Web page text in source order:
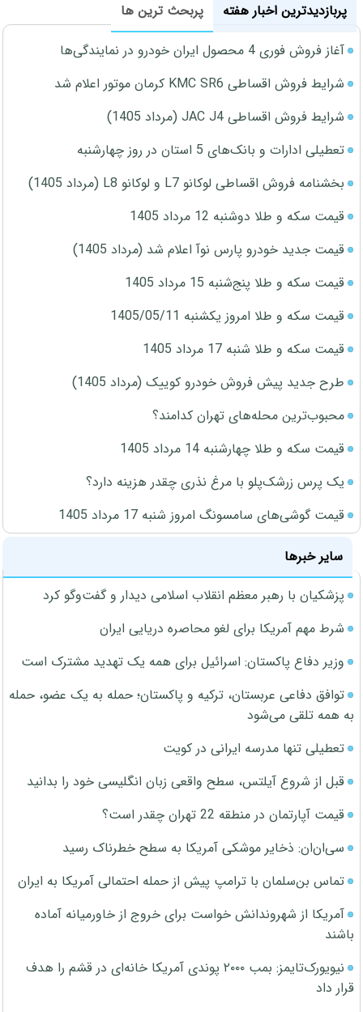
پربازدیدترین اخبار هفته
پربحث ترین ها
آغاز فروش فوری 4 محصول ایران خودرو در نمایندگی‌ها
شرایط فروش اقساطی KMC SR6 کرمان موتور اعلام شد
شرایط فروش اقساطی JAC J4 (مرداد 1405)
تعطیلی ادارات و بانک‌های 5 استان در روز چهارشنبه
بخشنامه فروش اقساطی لوکانو L7 و لوکانو L8 (مرداد 1405)
قیمت سکه و طلا دوشنبه 12 مرداد 1405
قیمت جدید خودرو پارس نوآ اعلام شد (مرداد 1405)
قیمت سکه و طلا پنج‌شنبه 15 مرداد 1405
قیمت سکه و طلا امروز یکشنبه 1405/05/11
قیمت سکه و طلا شنبه 17 مرداد 1405
طرح جدید پیش فروش خودرو کوییک (مرداد 1405)
محبوب‌ترین محله‌های تهران کدامند؟
قیمت سکه و طلا چهارشنبه 14 مرداد 1405
یک پرس زرشک‌پلو با مرغ نذری چقدر هزینه دارد؟
قیمت گوشی‌های سامسونگ امروز شنبه 17 مرداد 1405
سایر خبرها
پزشکیان با رهبر معظم انقلاب اسلامی دیدار و گفت‌وگو کرد
شرط مهم آمریکا برای لغو محاصره دریایی ایران
وزیر دفاع پاکستان: اسرائیل برای همه یک تهدید مشترک است
توافق دفاعی عربستان، ترکیه و پاکستان؛ حمله به یک عضو، حمله
به همه تلقی می‌شود
تعطیلی تنها مدرسه ایرانی در کویت
قبل از شروع آیلتس، سطح واقعی زبان انگلیسی خود را بدانید
قیمت آپارتمان در منطقه 22 تهران چقدر است؟
سی‌ان‌ان: ذخایر موشکی آمریکا به سطح خطرناک رسید
تماس بن‌سلمان با ترامپ پیش از حمله احتمالی آمریکا به ایران
آمریکا از شهروندانش خواست برای خروج از خاورمیانه آماده
باشند
نیویورک‌تایمز: بمب ۲۰۰۰ پوندی آمریکا خانه‌ای در قشم را هدف
قرار داد